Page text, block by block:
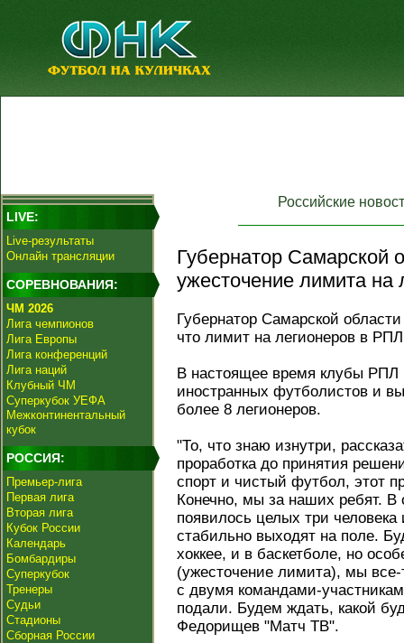
LIVE:
Live-результаты
Онлайн трансляции
СОРЕВНОВАНИЯ:
ЧМ 2026
Лига чемпионов
Лига Европы
Лига конференций
Лига наций
Клубный ЧМ
Суперкубок УЕФА
Межконтинентальный
кубок
РОССИЯ:
Премьер-лига
Первая лига
Вторая лига
Кубок России
Календарь
Бомбардиры
Суперкубок
Тренеры
Судьи
Стадионы
Сборная России
Российские
Губернатор Самарской
ужесточение лимита на
Губернатор Самарской
что лимит на легионеров в
В настоящее время клубы РПЛ
иностранных футболистов и
более 8 легионеров.
"То, что знаю изнутри,
проработка до принятия
спорт и чистый футбол, этот
Конечно, мы за наших ребят. В
появилось целых три
стабильно выходят на поле.
хоккее, и в баскетболе, но
(ужесточение лимита), мы
с двумя
подали. Будем ждать, какой
Федорищев "Матч ТВ".